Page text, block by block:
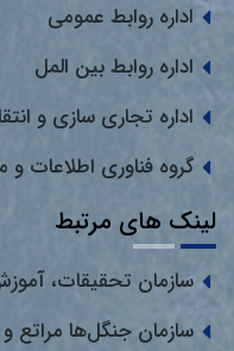
اداره روابط عمومی
اداره روابط بین المل
اداره تجاری سازی و
گروه فناوری اطلاعات و
لینک های مرتبط
سازمان تحقیقات،
سازمان جنگل‌ها مراتع